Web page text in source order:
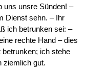
uns unsre Sünden! –
Dienst sehn. – Ihr
ich betrunken sei: –
rechte Hand – dies
betrunken; ich stehe
ziemlich gut.